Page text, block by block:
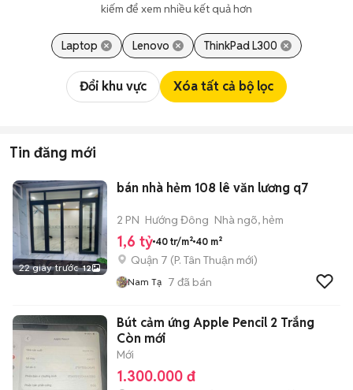
kiếm để xem nhiều kết quả hơn
Laptop Lenovo ThinkPad L300
Đổi khu vực Xóa tất cả bộ lọc
Tin đăng mới
22 giây trước 12
bán nhà hẻm 108 lê văn lương q7
2 PN Hướng Đông Nhà ngõ, hẻm
1,6 tỷ 40 tr/m² 40 m²
Quận 7 (P. Tân Thuận mới)
Nam Tạ 7 đã bán
Bút cảm ứng Apple Pencil 2 Trắng
Còn mới
Mới
1.300.000 đ